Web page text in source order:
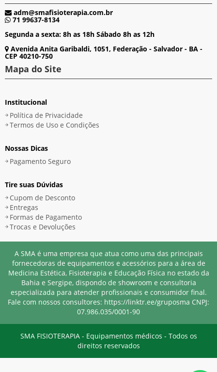
adm@smafisioterapia.com.br
71 99637-8134
Segunda a sexta: 8h as 18h Sábado 8h as 12h
Avenida Anita Garibaldi, 1051, Federação - Salvador - BA -
CEP 40210-750
Mapa do Site
Institucional
Política de Privacidade
Termos de Uso e Condições
Nossas Dicas
Pagamento Seguro
Tire suas Dúvidas
Cupom de Desconto
Entregas
Formas de Pagamento
Trocas e Devoluções
A SMA é uma empresa que atua como uma das principais
fornecedoras de equipamentos e acessórios para a área de
Medicina Estética, Fisioterapia e Educação Física no estado da
Bahia e Sergipe, dispondo de showroom e consultoria
especializada para atender profissionais e consumidor final.
Fale com nossos consultores: https://linktr.ee/gruposma CNPJ:
07.986.035/0001-90
SMA FISIOTERAPIA - Equipamentos médicos - Todos os
direitos reservados